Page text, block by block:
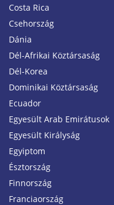
Costa Rica
Csehország
Dánia
Dél-Afrikai Köztársaság
Dél-Korea
Dominikai Köztársaság
Ecuador
Egyesült Arab Emirátusok
Egyesült Királyság
Egyiptom
Észtország
Finnország
Franciaország